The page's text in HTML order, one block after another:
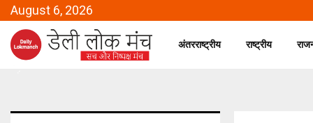
August 6, 2026
अंतरराष्ट्रीय राष्ट्रीय